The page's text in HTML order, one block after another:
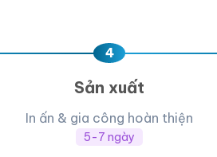
4
Sản xuất
In ấn & gia công hoàn thiện
5-7 ngày